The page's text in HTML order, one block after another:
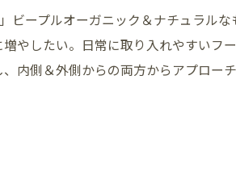
ビープルオーガニック＆ナチュラルな
やしたい。日常に取り入れやすいフ
内側＆外側からの両方からアプロー